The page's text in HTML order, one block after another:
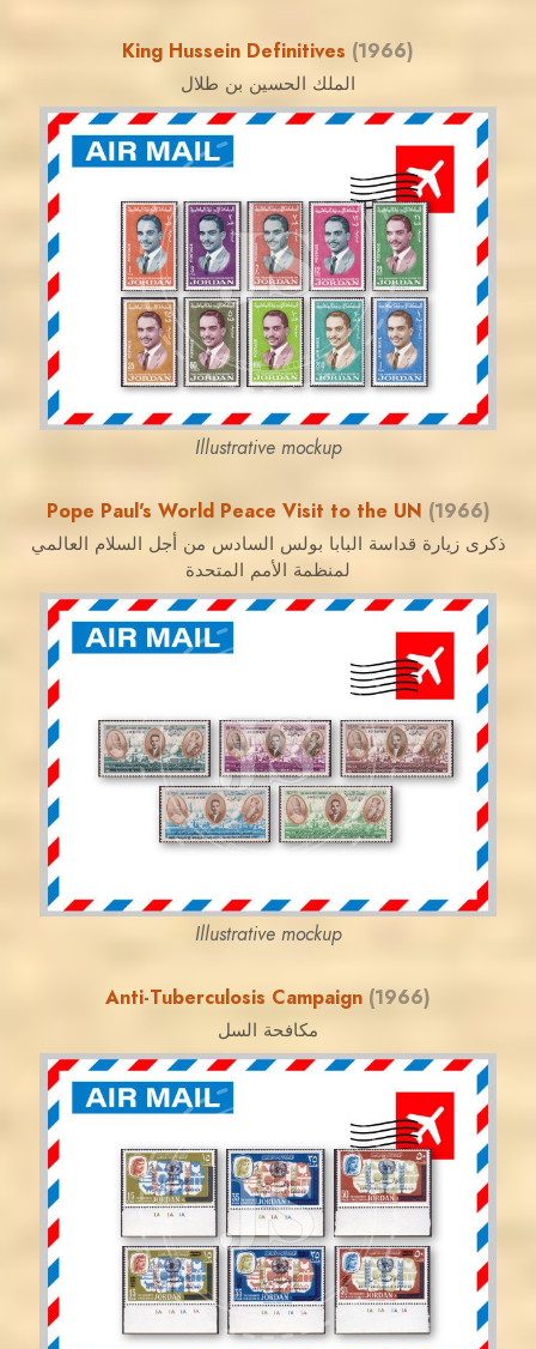
King Hussein Definitives (1966)
الملك الحسين بن طلال
JS
JORDANSTAMPS.COM
EST. 2007
Illustrative mockup
Pope Paul's World Peace Visit to the UN (1966)
ذكرى زيارة قداسة البابا بولس السادس من أجل السلام العالمي
لمنظمة الأمم المتحدة
JS
JORDANSTAMPS.COM
EST. 2007
Illustrative mockup
Anti-Tuberculosis Campaign (1966)
مكافحة السل
JS
JORDANSTAMPS.COM
EST. 2007